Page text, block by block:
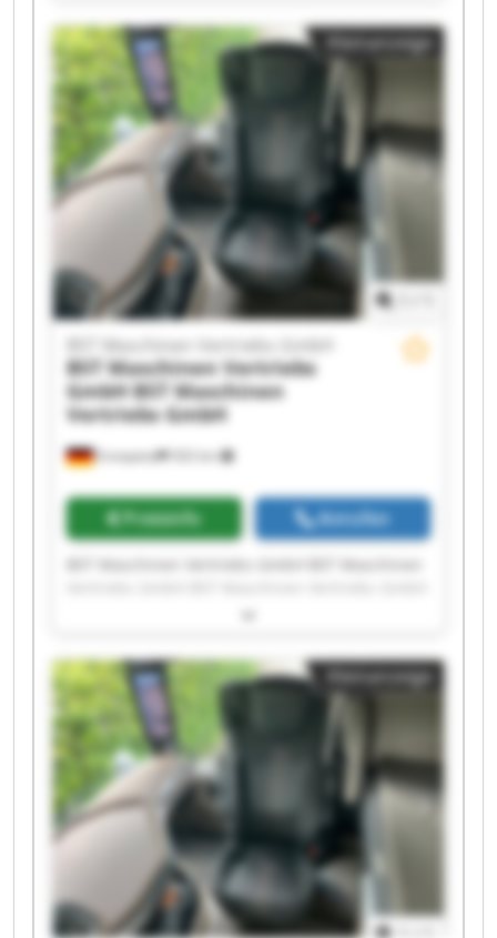
BST Maschinen Vertriebs GmbH BST Maschinen
Vertriebs GmbH BST Maschinen Vertriebs GmbH
BST Maschinen Vertriebs GmbH BST Maschinen
Vertriebs GmbH BST Maschinen Vertriebs GmbH
BST Maschinen Vertriebs GmbH BST Maschinen
Vertriebs GmbH BST Maschinen Vertriebs GmbH
BST Maschinen Vertriebs GmbH BST Maschinen
Vertriebs GmbH BST Maschinen Vertriebs GmbH
BST Maschinen Vertriebs GmbH BST Maschinen
Vertriebs GmbH
Kleinanzeige
Ennepetal 502 km
BST Maschinen Vertriebs GmbH
BST Maschinen Vertriebs
GmbHBST Maschinen
Vertriebs GmbH
Preisinfo Anrufen
BST Maschinen Vertriebs GmbH BST Maschinen
BST Maschinen Vertriebs GmbH BST Maschinen
Vertriebs GmbH BST Maschinen Vertriebs GmbH
BST Maschinen Vertriebs GmbH BST Maschinen
Vertriebs GmbH BST Maschinen Vertriebs GmbH
BST Maschinen Vertriebs GmbH BST Maschinen
Vertriebs GmbH BST Maschinen Vertriebs GmbH
BST Maschinen Vertriebs GmbH BST Maschinen
Vertriebs GmbH BST Maschinen Vertriebs GmbH
BST Maschinen Vertriebs GmbH BST Maschinen
Vertriebs GmbH
Kleinanzeige